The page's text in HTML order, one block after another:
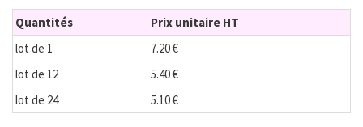
Quantités
Prix unitaire HT
lot de 1
7.20 €
lot de 12
5.40 €
lot de 24
5.10 €